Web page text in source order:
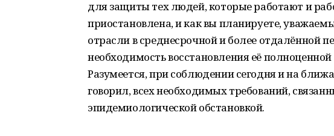
для защиты тех людей, которые работают и
приостановлена, и как вы планируете,
отрасли в среднесрочной и более отдалённой
необходимость восстановления её
Разумеется, при соблюдении сегодня и на
говорил, всех необходимых требований,
эпидемиологической обстановкой.